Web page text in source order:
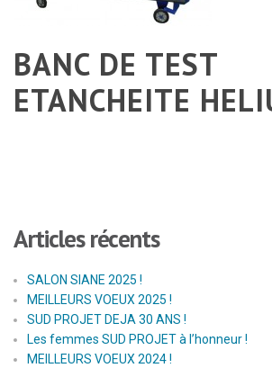
BANC DE TEST
ETANCHEITE
Articles récents
SALON SIANE 2025 !
MEILLEURS VOEUX 2025 !
SUD PROJET DEJA 30 ANS !
Les femmes SUD PROJET à l’honneur !
MEILLEURS VOEUX 2024 !